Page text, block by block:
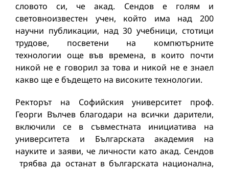
словото си, че акад. Сендов е голям и
световноизвестен учен, който има над 200
научни публикации, над 30 учебници, стотици
трудове, посветени на компютърните
технологии още във времена, в които почти
никой не е говорил за това и никой не е знаел
какво ще е бъдещето на високите технологии.
Ректорът на Софийския университет проф.
Георги Вълчев благодари на всички дарители,
включили се в съвместната инициатива на
университета и Българската академия на
науките и заяви, че личности като акад. Сендов
трябва да останат в българската национална,